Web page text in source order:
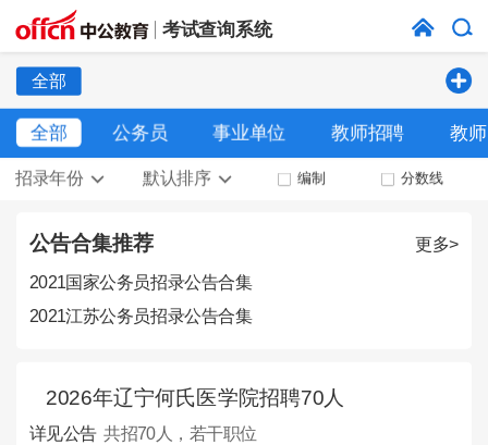
考试查询系统
全部
全部 公务员 事业单位 教师招聘 教
招录年份 默认排序 编制 分数线
更多>
公告合集推荐
2021国家公务员招录公告合集
2021江苏公务员招录公告合集
2026年辽宁何氏医学院招聘70人
详见公告 共招70人，若干职位